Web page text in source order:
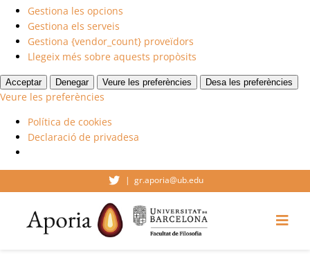
Gestiona les opcions
Gestiona els serveis
Gestiona {vendor_count} proveïdors
Llegeix més sobre aquests propòsits
Acceptar Denegar Veure les preferències Desa les preferències
Veure les preferències
Política de cookies
Declaració de privadesa
to
| gr.aporia@ub.edu